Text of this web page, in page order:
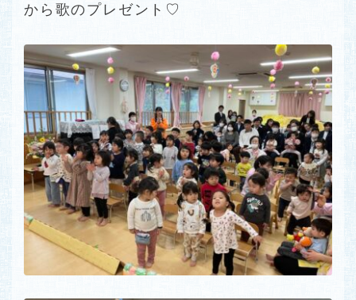
から歌のプレゼント♡